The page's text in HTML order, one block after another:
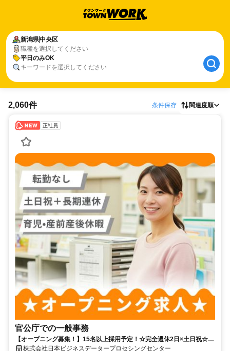
新潟県中央区
職種を選択してください
平日のみOK
キーワードを選択してください
2,060件 条件保存 関連度順
正社員
官公庁での一般事務
【オープニング募集！】15名以上採用予定！☆完全週休2日×土日祝☆介
護保険に係る事務☆人気の官公庁関連のお仕事☆研修サポートあり☆年
株式会社日本ビジネスデータープロセシングセンター